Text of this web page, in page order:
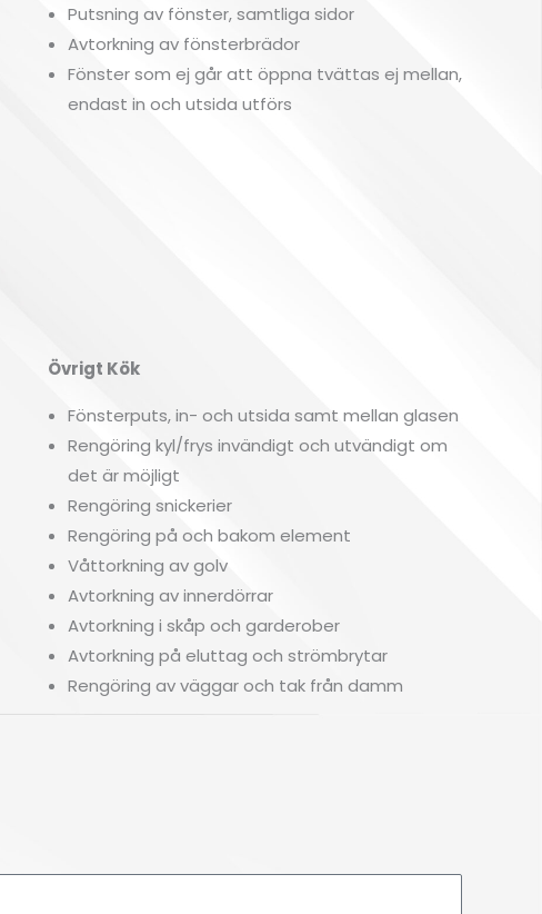
Putsning av fönster, samtliga sidor
Avtorkning av fönsterbrädor
Fönster som ej går att öppna tvättas ej mellan,
endast in och utsida utförs
Övrigt Kök
Fönsterputs, in- och utsida samt mellan glasen
Rengöring kyl/frys invändigt och utvändigt om
det är möjligt
Rengöring snickerier
Rengöring på och bakom element
Våttorkning av golv
Avtorkning av innerdörrar
Avtorkning i skåp och garderober
Avtorkning på eluttag och strömbrytar
Rengöring av väggar och tak från damm